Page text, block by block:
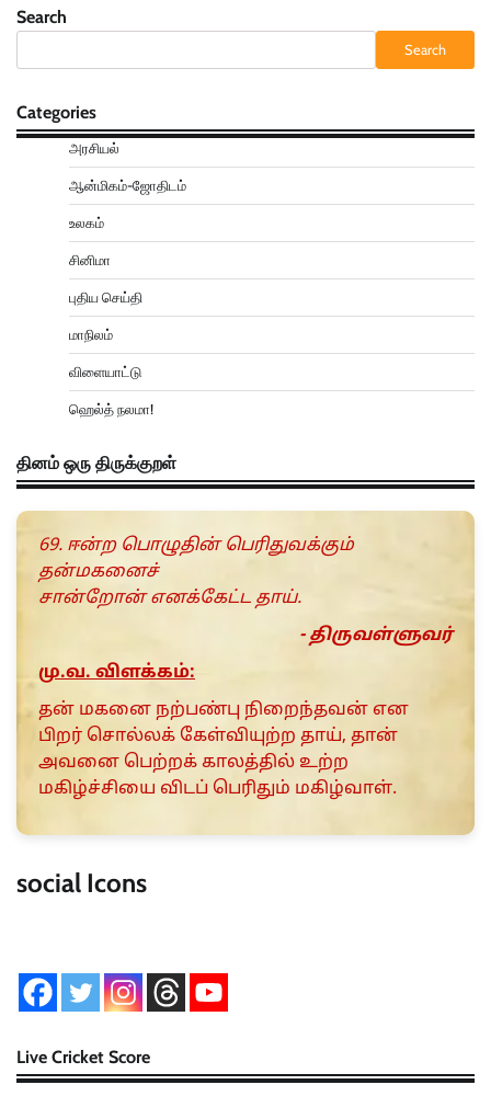
Search
Search
Categories
அரசியல்
ஆன்மிகம்-ஜோதிடம்
உலகம்
சினிமா
புதிய செய்தி
மாநிலம்
விளையாட்டு
ஹெல்த் நலமா!
தினம் ஒரு திருக்குறள்
69. ஈன்ற பொழுதின் பெரிதுவக்கும்
தன்மகனைச்
சான்றோன் எனக்கேட்ட தாய்.
- திருவள்ளுவர்
மு.வ. விளக்கம்:
தன் மகனை நற்பண்பு நிறைந்தவன் என
பிறர் சொல்லக் கேள்வியுற்ற தாய், தான்
அவனை பெற்றக் காலத்தில் உற்ற
மகிழ்ச்சியை விடப் பெரிதும் மகிழ்வாள்.
social Icons
Live Cricket Score